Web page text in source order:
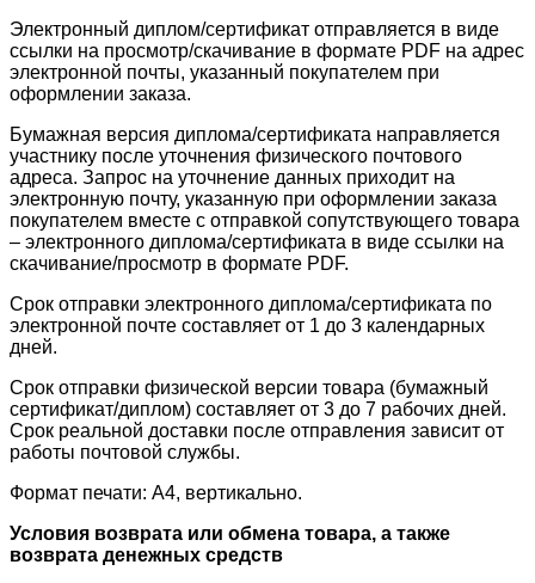
Электронный диплом/сертификат отправляется в виде
ссылки на просмотр/скачивание в формате PDF на адрес
электронной почты, указанный покупателем при
оформлении заказа.
Бумажная версия диплома/сертификата направляется
участнику после уточнения физического почтового
адреса. Запрос на уточнение данных приходит на
электронную почту, указанную при оформлении заказа
покупателем вместе с отправкой сопутствующего товара
– электронного диплома/сертификата в виде ссылки на
скачивание/просмотр в формате PDF.
Срок отправки электронного диплома/сертификата по
электронной почте составляет от 1 до 3 календарных
дней.
Срок отправки физической версии товара (бумажный
сертификат/диплом) составляет от 3 до 7 рабочих дней.
Срок реальной доставки после отправления зависит от
работы почтовой службы.
Формат печати: А4, вертикально.
Условия возврата или обмена товара, а также
возврата денежных средств